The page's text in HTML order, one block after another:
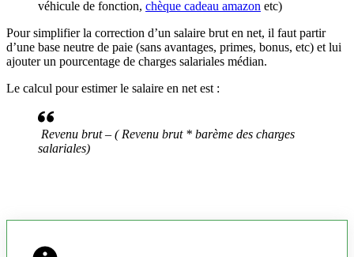
véhicule de fonction, chèque cadeau amazon etc)
Pour simplifier la correction d’un salaire brut en net, il faut partir
d’une base neutre de paie (sans avantages, primes, bonus, etc) et lui
ajouter un pourcentage de charges salariales médian.
Le calcul pour estimer le salaire en net est :
Revenu brut – ( Revenu brut * barème des charges
salariales)